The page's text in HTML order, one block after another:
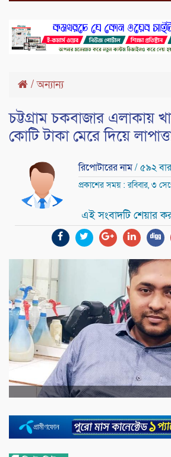
/অন্যান্য
চট্টগ্রাম চকবাজার এলাকায়
কোটি টাকা মেরে দিয়ে
রিপোটারের নাম/ ৫৯২
প্রকাশের সময় : রবিবার, ৩
এই সংবাদটি শেয়ার